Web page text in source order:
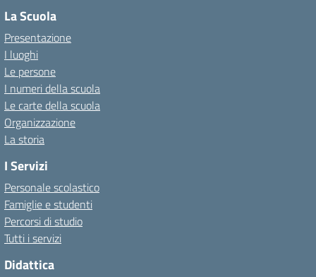
La Scuola
Presentazione
I luoghi
Le persone
I numeri della scuola
Le carte della scuola
Organizzazione
La storia
I Servizi
Personale scolastico
Famiglie e studenti
Percorsi di studio
Tutti i servizi
Didattica